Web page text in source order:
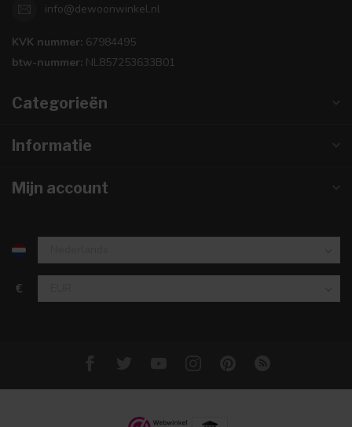
info@dewoonwinkel.nl
KVK nummer: 67984495
btw-nummer: NL857253633B01
Categorieën
Informatie
Mijn account
€